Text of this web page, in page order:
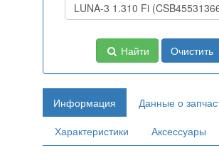
Найти Очистить
Информация
Данные о
Характеристики
Аксессуары